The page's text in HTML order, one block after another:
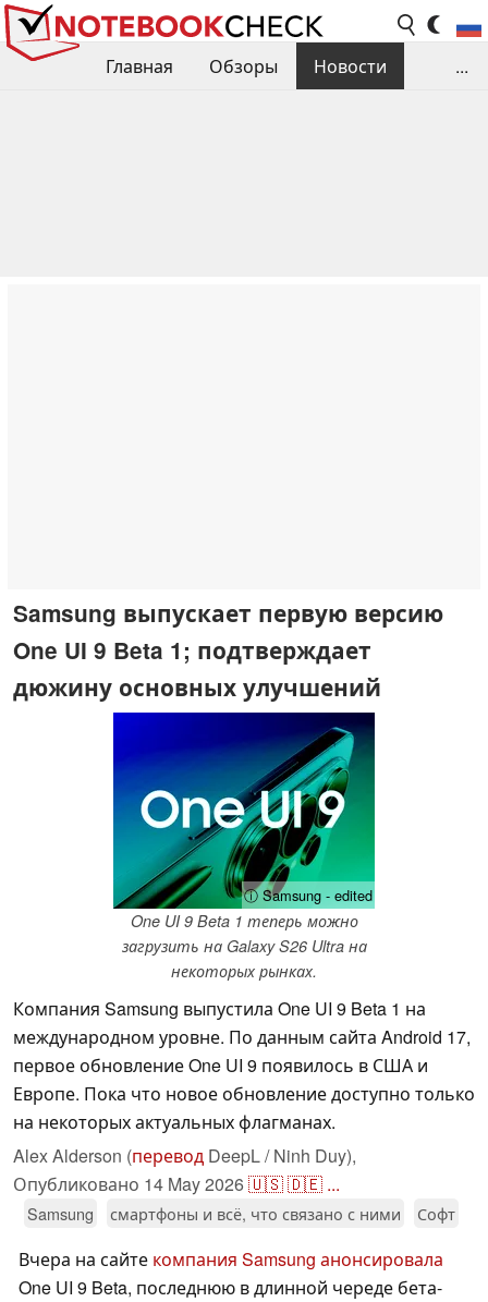
Главная Обзоры
Новости
...
Samsung выпускает первую версию
One UI 9 Beta 1; подтверждает
дюжину основных улучшений
ⓘ Samsung - edited
One UI 9 Beta 1 теперь можно
загрузить на Galaxy S26 Ultra на
некоторых рынках.
Компания Samsung выпустила One UI 9 Beta 1 на
международном уровне. По данным сайта Android 17,
первое обновление One UI 9 появилось в США и
Европе. Пока что новое обновление доступно только
на некоторых актуальных флагманах.
Alex Alderson (перевод DeepL / Ninh Duy),
Опубликовано 14 May 2026🇺🇸🇩🇪 ...
Samsung смартфоны и всё, что связано с ними Софт
Вчера на сайте компания Samsung анонсировала
One UI 9 Beta, последнюю в длинной череде бета-